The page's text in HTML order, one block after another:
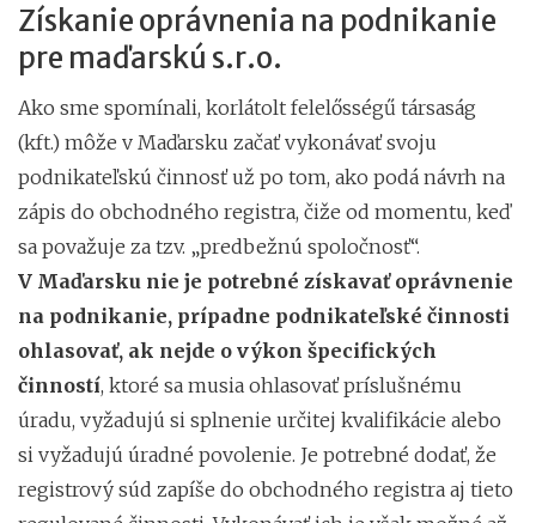
Získanie oprávnenia na podnikanie
pre maďarskú s.r.o.
Ako sme spomínali, korlátolt felelősségű társaság
(kft.) môže v Maďarsku začať vykonávať svoju
podnikateľskú činnosť už po tom, ako podá návrh na
zápis do obchodného registra, čiže od momentu, keď
sa považuje za tzv. „predbežnú spoločnosť“.
V Maďarsku nie je potrebné získavať oprávnenie
na podnikanie, prípadne podnikateľské činnosti
ohlasovať, ak nejde o výkon špecifických
činností, ktoré sa musia ohlasovať príslušnému
úradu, vyžadujú si splnenie určitej kvalifikácie alebo
si vyžadujú úradné povolenie. Je potrebné dodať, že
registrový súd zapíše do obchodného registra aj tieto